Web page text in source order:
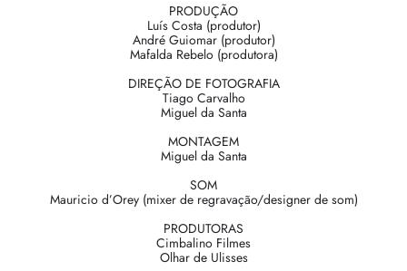
PRODUÇÃO
Luís Costa (produtor)
André Guiomar (produtor)
Mafalda Rebelo (produtora)
DIREÇÃO DE FOTOGRAFIA
Tiago Carvalho
Miguel da Santa
MONTAGEM
Miguel da Santa
SOM
Mauricio d’Orey (mixer de regravação/designer de som)
PRODUTORAS
Cimbalino Filmes
Olhar de Ulisses